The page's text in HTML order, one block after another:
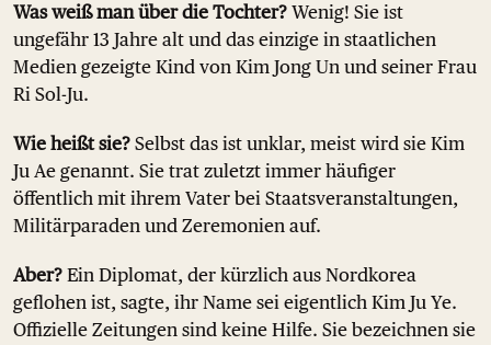
Was weiß man über die Tochter? Wenig! Sie ist
ungefähr 13 Jahre alt und das einzige in staatlichen
Medien gezeigte Kind von Kim Jong Un und seiner Frau
Ri Sol-Ju.
Wie heißt sie? Selbst das ist unklar, meist wird sie Kim
Ju Ae genannt. Sie trat zuletzt immer häufiger
öffentlich mit ihrem Vater bei Staatsveranstaltungen,
Militärparaden und Zeremonien auf.
Aber? Ein Diplomat, der kürzlich aus Nordkorea
geflohen ist, sagte, ihr Name sei eigentlich Kim Ju Ye.
Offizielle Zeitungen sind keine Hilfe. Sie bezeichnen sie